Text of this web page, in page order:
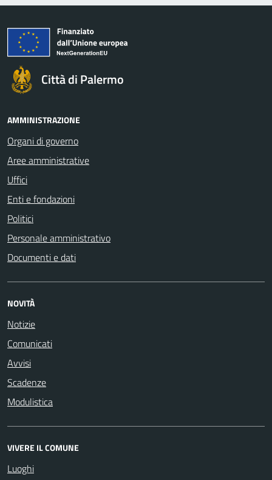
Città di Palermo
AMMINISTRAZIONE
Organi di governo
Aree amministrative
Uffici
Enti e fondazioni
Politici
Personale amministrativo
Documenti e dati
NOVITÀ
Notizie
Comunicati
Avvisi
Scadenze
Modulistica
VIVERE IL COMUNE
Luoghi